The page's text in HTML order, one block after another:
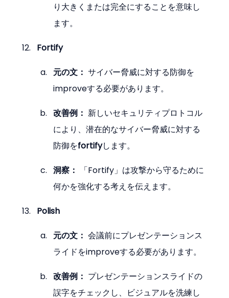
り大きくまたは完全にすることを意味し
ます。
Fortify
元の文： サイバー脅威に対する防御を
improveする必要があります。
改善例： 新しいセキュリティプロトコル
により、潜在的なサイバー脅威に対する
防御をfortifyします。
洞察：
「Fortify」は攻撃から守るために
何かを強化する考えを伝えます。
Polish
元の文： 会議前にプレゼンテーションス
ライドをimproveする必要があります。
改善例： プレゼンテーションスライドの
誤字をチェックし、ビジュアルを洗練し